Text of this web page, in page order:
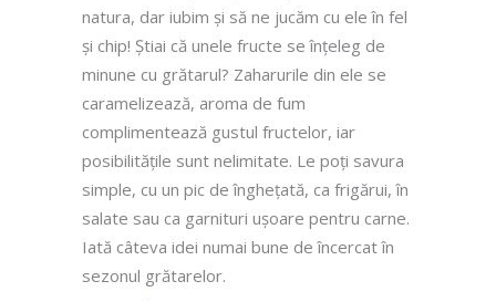
natura, dar iubim și să ne jucăm cu ele în fel
și chip! Știai că unele fructe se înțeleg de
minune cu grătarul? Zaharurile din ele se
caramelizează, aroma de fum
complimentează gustul fructelor, iar
posibilitățile sunt nelimitate. Le poți savura
simple, cu un pic de înghețată, ca frigărui, în
salate sau ca garnituri ușoare pentru carne.
Iată câteva idei numai bune de încercat în
sezonul grătarelor.